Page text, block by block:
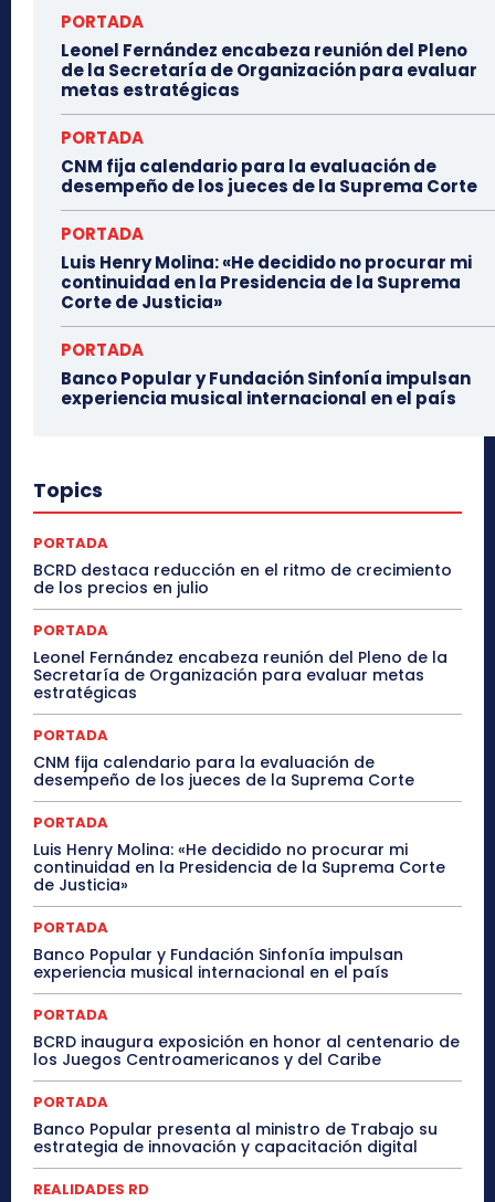
PORTADA
Leonel Fernández encabeza reunión del Pleno
de la Secretaría de Organización para evaluar
metas estratégicas
PORTADA
CNM fija calendario para la evaluación de
desempeño de los jueces de la Suprema Corte
PORTADA
Luis Henry Molina: «He decidido no procurar mi
continuidad en la Presidencia de la Suprema
Corte de Justicia»
PORTADA
Banco Popular y Fundación Sinfonía impulsan
experiencia musical internacional en el país
Topics
PORTADA
BCRD destaca reducción en el ritmo de crecimiento
de los precios en julio
PORTADA
Leonel Fernández encabeza reunión del Pleno de la
Secretaría de Organización para evaluar metas
estratégicas
PORTADA
CNM fija calendario para la evaluación de
desempeño de los jueces de la Suprema Corte
PORTADA
Luis Henry Molina: «He decidido no procurar mi
continuidad en la Presidencia de la Suprema Corte
de Justicia»
PORTADA
Banco Popular y Fundación Sinfonía impulsan
experiencia musical internacional en el país
PORTADA
BCRD inaugura exposición en honor al centenario de
los Juegos Centroamericanos y del Caribe
PORTADA
Banco Popular presenta al ministro de Trabajo su
estrategia de innovación y capacitación digital
REALIDADES RD